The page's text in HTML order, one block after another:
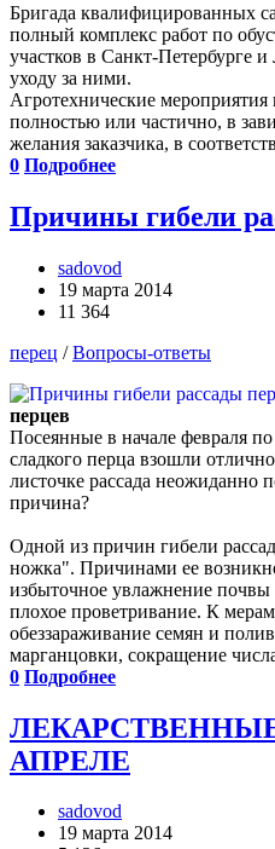
Бригада квалифицированных
полный комплекс работ по
участков в Санкт-Петербурге
уходу за ними.
Агротехнические
полностью или частично, в
желания заказчика, в
0 Подробнее
Причины гибели
sadovod
19 марта 2014
11 364
перец /Вопросы-ответы
перцев
Посеянные в начале февраля
сладкого перца взошли
листочке рассада неожиданно
причина?
Одной из причин гибели
ножка". Причинами ее
избыточное увлажнение почвы
плохое проветривание. К
обеззараживание семян и
марганцовки, сокращение
0 Подробнее
АПРЕЛЕ
sadovod
19 марта 2014